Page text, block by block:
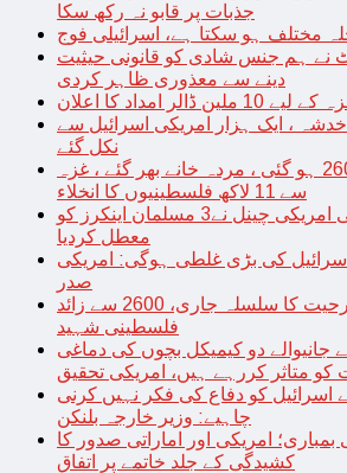
جذبات پر قابو نہ رکھ سکا
مختلف ہو سکتا ہے، اسرائیلی فوج
نے ہم جنس شادی کو قانونی حیثیت
دینے سے معذوری ظاہر کردی
ڈالر امداد کا اعلان
خدشہ ، ایک ہزار امریکی اسرائیل سے
نکل گئے
شہداء کی تعداد 2600 ہو گئی ، مردہ خانے بھر گئے ، غزہ
سے 11 لاکھ فلسطینیوں کا انخلاء
اسرائیل کے حامی امریکی چینل نے3 مسلمان اینکرز کو
معطل کردیا
کی بڑی غلطی ہوگی: امریکی
صدر
غزہ پر اسرائیلی جارحیت کا سلسلہ جاری، 2600 سے زائد
فلسطینی شہید
جانیوالے دو کیمیکل بچوں کی دماغی
کو متاثر کررہے ہیں، امریکی تحقیق
اسرائیل کو دفاع کی فکر نہیں کرنی
چاہیے: وزیر خارجہ بلنکن
بمباری؛ امریکی اور اماراتی صدور کا
کشیدگی کے جلد خاتمے پر اتفاق